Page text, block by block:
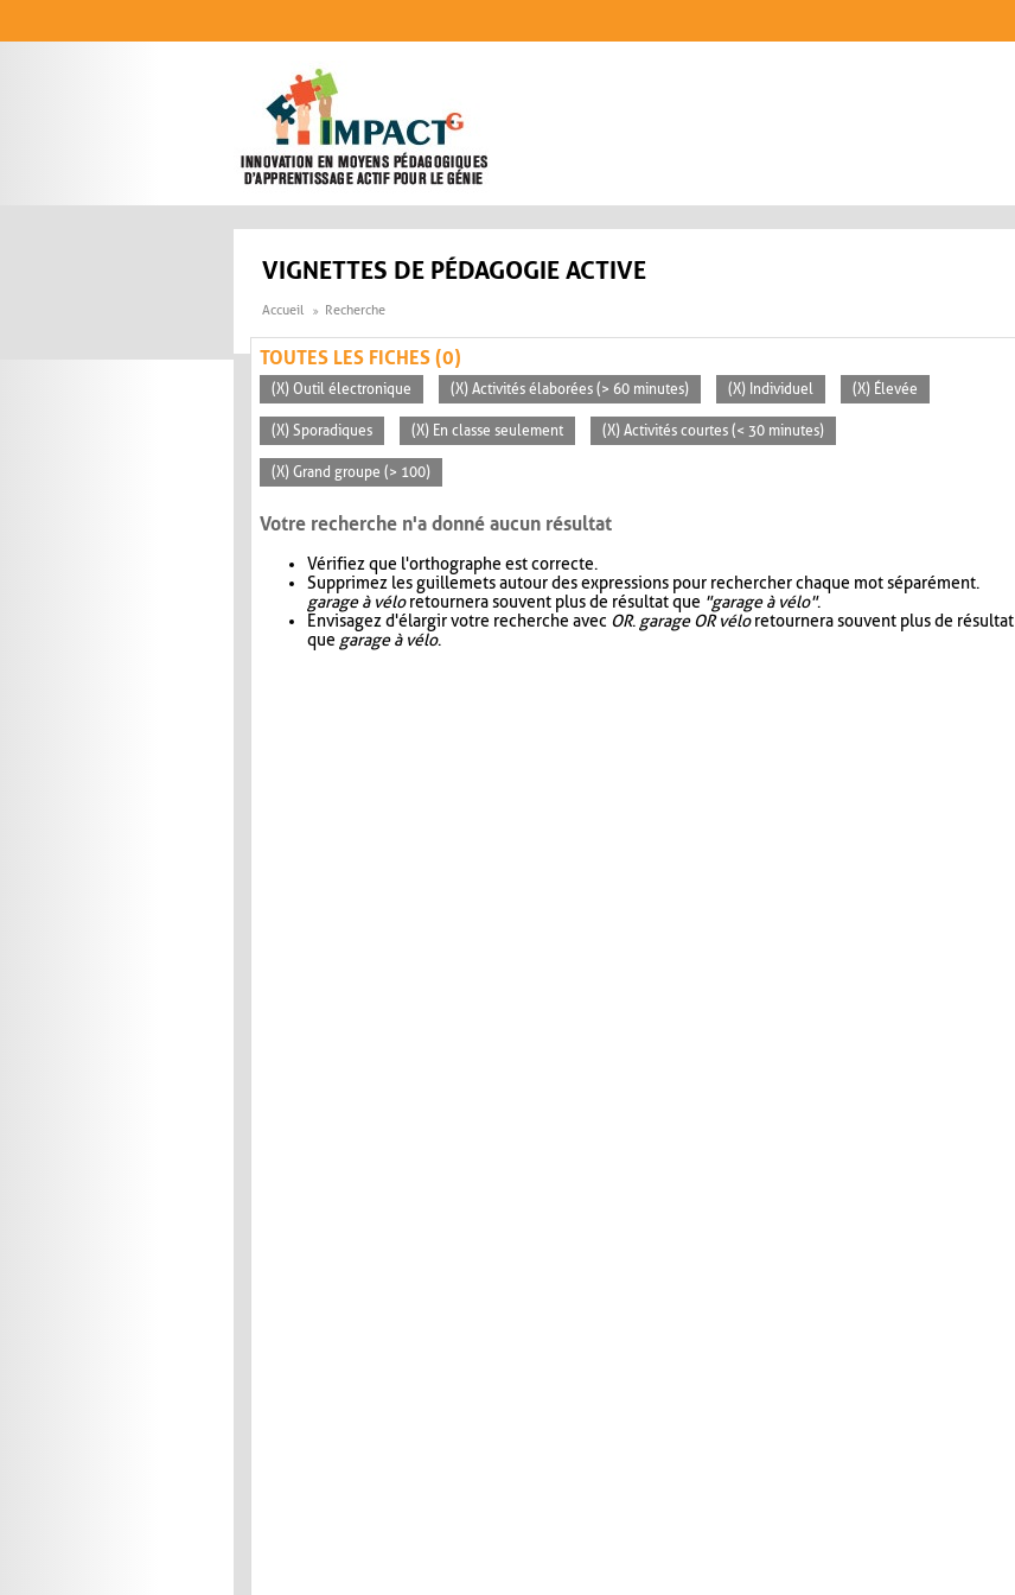
VIGNETTES DE PÉDAGOGIE ACTIVE
Accueil Recherche
TOUTES LES FICHES (0)
(X) Outil électronique (X) Activités élaborées (> 60 minutes) (X) Individuel (X) Élevée
(X) Sporadiques (X) En classe seulement (X) Activités courtes (< 30 minutes)
(X) Grand groupe (> 100)
Votre recherche n'a donné aucun résultat
Vérifiez que l'orthographe est correcte.
Supprimez les guillemets autour des expressions pour rechercher chaque mot séparément.
garage à véloretournera souvent plus de résultat que "garage à vélo".
Envisagez d'élargir votre recherche avec OR. garage OR véloretournera souvent plus de résultat
que garage à vélo.